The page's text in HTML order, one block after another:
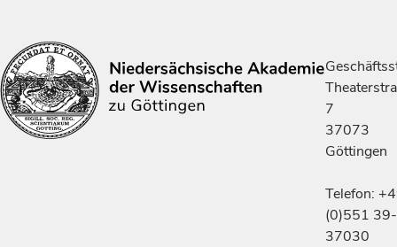
7
37073
Göttingen
Telefon:
(0)551 39-
37030